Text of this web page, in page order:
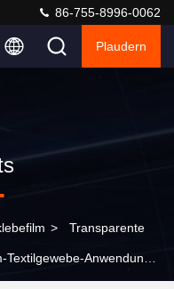
86-755-8996-0062
Plaudern
> Transparente
Anwendung